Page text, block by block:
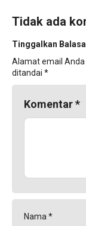
Tidak ada
Tinggalkan
Alamat email Anda
ditandai *
Komentar*
Nama *